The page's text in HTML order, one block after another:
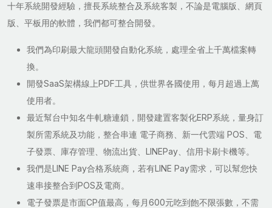
十年系統開發經驗，擅長系統整合及系統客製，不論是電腦版、網頁
版、平板用的軟體，我們都可整合開發。
我們為印刷最大龍頭開發自動化系統，處理全省上千萬檔案轉
換。
開發SaaS架構線上PDF工具，供世界各國使用，每月超過上萬
使用者。
最近幫台中知名牛軋糖連鎖，開發建置客製化ERP系統，量身訂
製所需系統及功能，整合串連 電子商務、新一代雲端 POS、電
子發票、庫存管理、物流出貨、LINEPay、信用卡刷卡機等。
我們是LINE Pay合格系統商，若有LINE Pay需求，可以幫您快
速串接整合到POS及電商。
電子發票是市面CP值最高，每月600元吃到飽不限張數，不需